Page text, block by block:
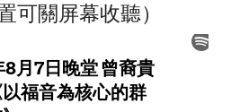
可關屏幕收聽）